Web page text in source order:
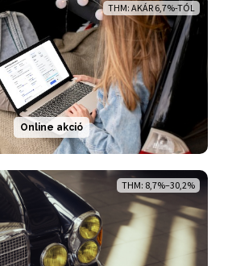
THM: AKÁR 6,7%-TÓL
Online akció
THM: 8,7%–30,2%